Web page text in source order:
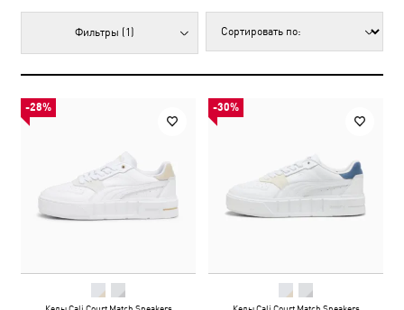
Фильтры (1)
-28% -30%